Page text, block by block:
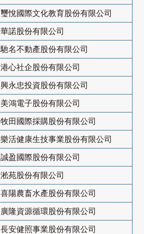
璽悅國際文化教育股份有限公司
華諾股份有限公司
馳名不動產股份有限公司
港心社企股份有限公司
興永忠投資股份有限公司
美鴻電子股份有限公司
牧田國際採購股份有限公司
樂活健康生技事業股份有限公司
誠盈國際股份有限公司
淞苑股份有限公司
喜陽農畜水產股份有限公司
廣隆資源循環股份有限公司
長安健照事業股份有限公司